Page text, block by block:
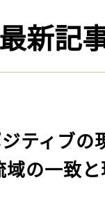
最新記
ティブの
の一致